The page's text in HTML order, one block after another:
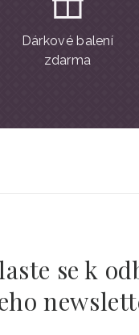
Dárkové balení
zdarma
se k